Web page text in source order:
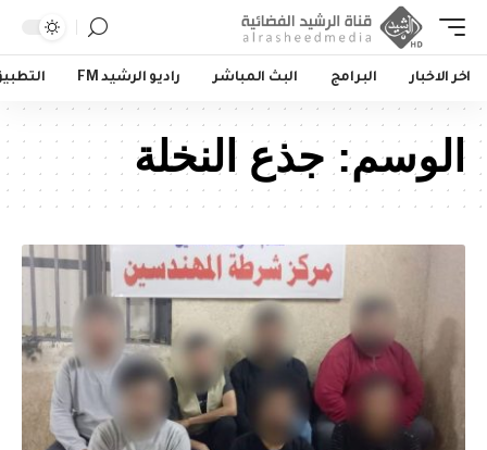
اخر الاخبار البرامج البث المباشر راديو الرشيد FM
الوسم:جذع النخلة